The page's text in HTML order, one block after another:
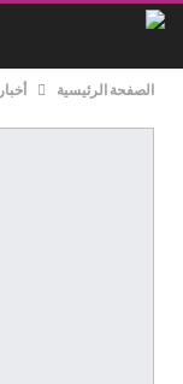
الصفحة الرئيسية أخبار